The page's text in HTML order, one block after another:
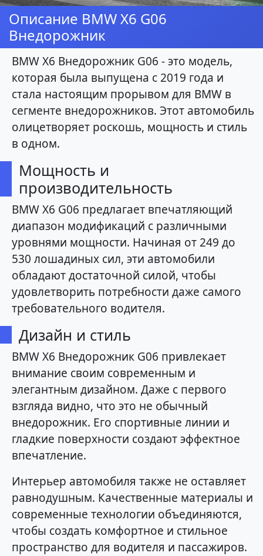
Описание BMW X6 G06
Внедорожник
BMW X6 Внедорожник G06 - это модель,
которая была выпущена с 2019 года и
стала настоящим прорывом для BMW в
сегменте внедорожников. Этот автомобиль
олицетворяет роскошь, мощность и стиль
в одном.
Мощность и
производительность
BMW X6 G06 предлагает впечатляющий
диапазон модификаций с различными
уровнями мощности. Начиная от 249 до
530 лошадиных сил, эти автомобили
обладают достаточной силой, чтобы
удовлетворить потребности даже самого
требовательного водителя.
Дизайн и стиль
BMW X6 Внедорожник G06 привлекает
внимание своим современным и
элегантным дизайном. Даже с первого
взгляда видно, что это не обычный
внедорожник. Его спортивные линии и
гладкие поверхности создают эффектное
впечатление.
Интерьер автомобиля также не оставляет
равнодушным. Качественные материалы и
современные технологии объединяются,
чтобы создать комфортное и стильное
пространство для водителя и пассажиров.